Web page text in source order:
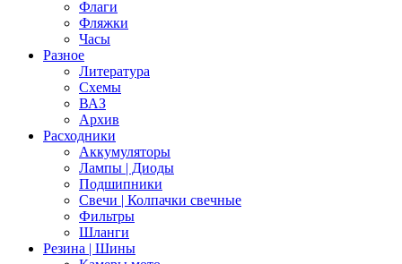
Флаги
Фляжки
Часы
Разное
Литература
Схемы
ВАЗ
Архив
Расходники
Аккумуляторы
Лампы | Диоды
Подшипники
Свечи | Колпачки свечные
Фильтры
Шланги
Резина | Шины